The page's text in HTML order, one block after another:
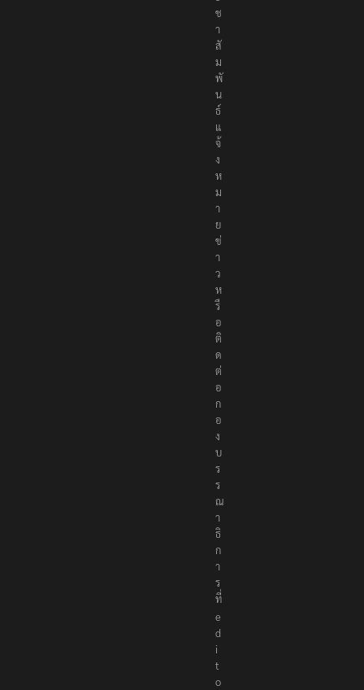
ช
า
สั
ม
พั
น
ธ์
แ
จ้
ง
ห
ม
า
ย
ข่
า
ว
ห
รื
อ
ติ
ด
ต่
อ
ก
อ
ง
บ
ร
ร
ณ
า
ธิ
ก
า
ร
ที่
e
d
i
t
o